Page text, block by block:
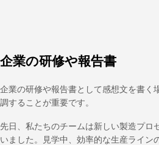
企業の研修や報告書
企業の研修や報告書として感想文を書く
調することが重要です。
先日、私たちのチームは新しい製造プロ
いました。見学中、効率的な生産ライン